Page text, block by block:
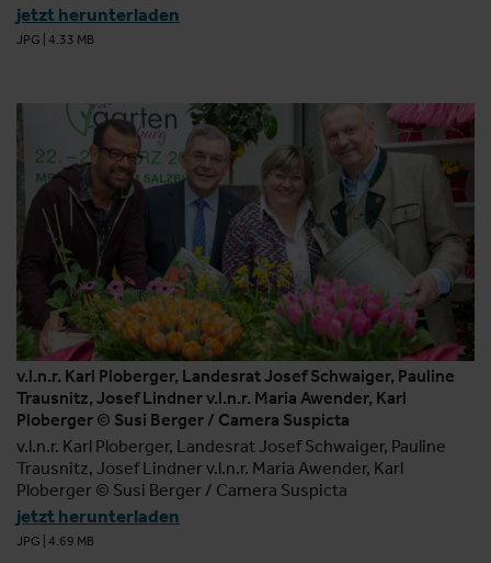
jetzt herunterladen
JPG 4.33 MB
v.l.n.r. Karl Ploberger, Landesrat Josef Schwaiger, Pauline
Trausnitz, Josef Lindner v.l.n.r. Maria Awender, Karl
Ploberger © Susi Berger / Camera Suspicta
v.l.n.r. Karl Ploberger, Landesrat Josef Schwaiger, Pauline
Trausnitz, Josef Lindner v.l.n.r. Maria Awender, Karl
Ploberger © Susi Berger / Camera Suspicta
jetzt herunterladen
JPG 4.69 MB